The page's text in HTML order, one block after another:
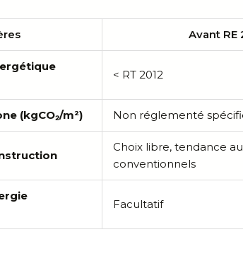
Avant RE
< RT 2012
(kgCO₂/m²) Non réglementé
Choix libre, tendance
conventionnels
Facultatif